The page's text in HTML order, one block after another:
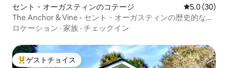
セント・オーガスティンのコテージ レビュー30
5.0 (30)
The Anchor & Vine - セント・オーガスティンの歴史的なア
ップタウン地区
ロケーション · 家族 · チェックイン
大好評のゲストチョイスです。
ゲストチョイス